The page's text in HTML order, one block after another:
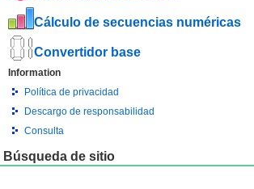
Cálculo de secuencias numéricas
Convertidor base
Information
Política de privacidad
Descargo de responsabilidad
Consulta
Búsqueda de sitio